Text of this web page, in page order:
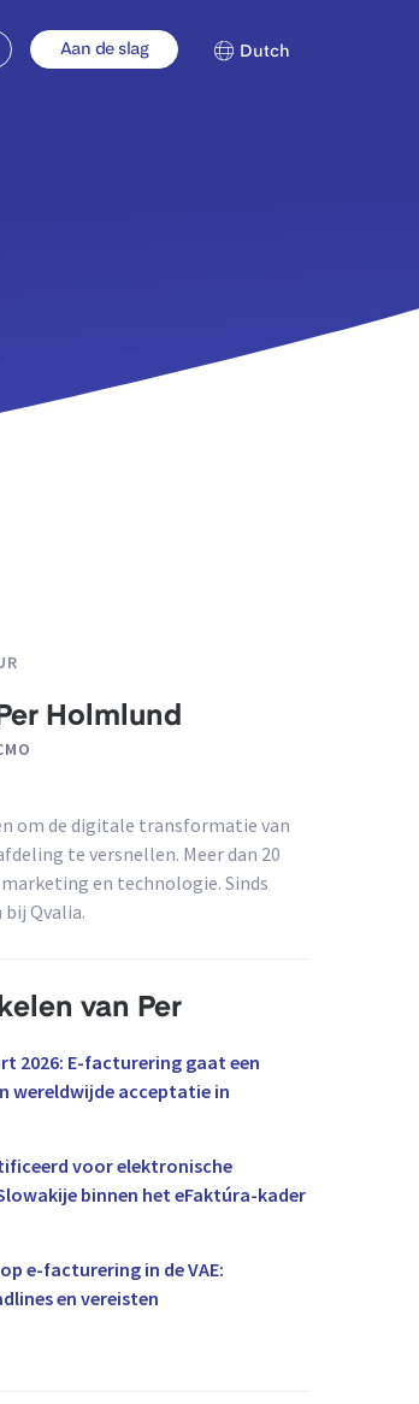
Aan de slag Dutch
Holmlund
om de digitale transformatie van
te versnellen. Meer dan 20
en technologie. Sinds
bij Qvalia.
van Per
2026: E-facturering gaat een
wereldwijde acceptatie in
voor elektronische
binnen het eFaktúra-kader
e-facturering in de VAE:
en vereisten